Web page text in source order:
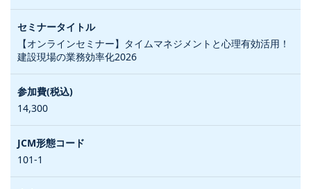
【オンラインセミナー】タイムマネジメントと心理有効活用！
建設現場の業務効率化2026
14,300
101-1